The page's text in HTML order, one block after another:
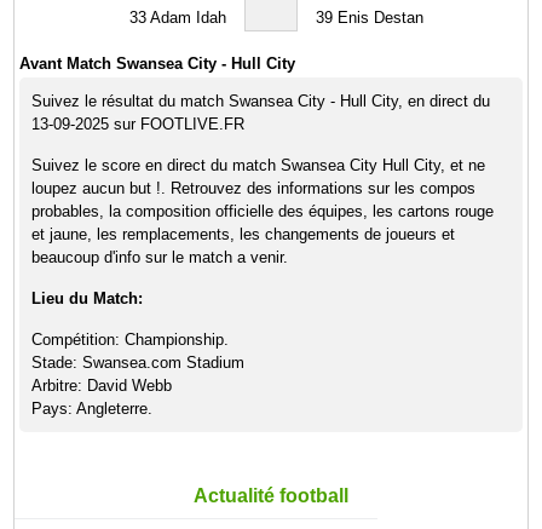
33 Adam Idah
39 Enis Destan
Avant Match Swansea City - Hull City
Suivez le résultat du match Swansea City - Hull City, en direct du
13-09-2025 sur FOOTLIVE.FR
Suivez le score en direct du match Swansea City Hull City, et ne
loupez aucun but !. Retrouvez des informations sur les compos
probables, la composition officielle des équipes, les cartons rouge
et jaune, les remplacements, les changements de joueurs et
beaucoup d'info sur le match a venir.
Lieu du Match:
Compétition: Championship.
Stade: Swansea.com Stadium
Arbitre: David Webb
Pays: Angleterre.
Actualité football